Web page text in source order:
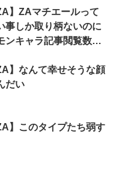
】ZAマチエールって
事しか取り柄ないのに
ンキャラ記事閲覧数ラ
たわ
】なんて幸せそうな顔
だい
】このタイプたち弱す